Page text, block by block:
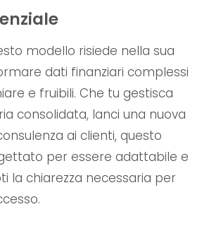
modello risiede nella sua
dati finanziari complessi
e fruibili. Che tu gestisca
consolidata, lanci una nuova
ai clienti, questo
per essere adattabile e
la chiarezza necessaria per